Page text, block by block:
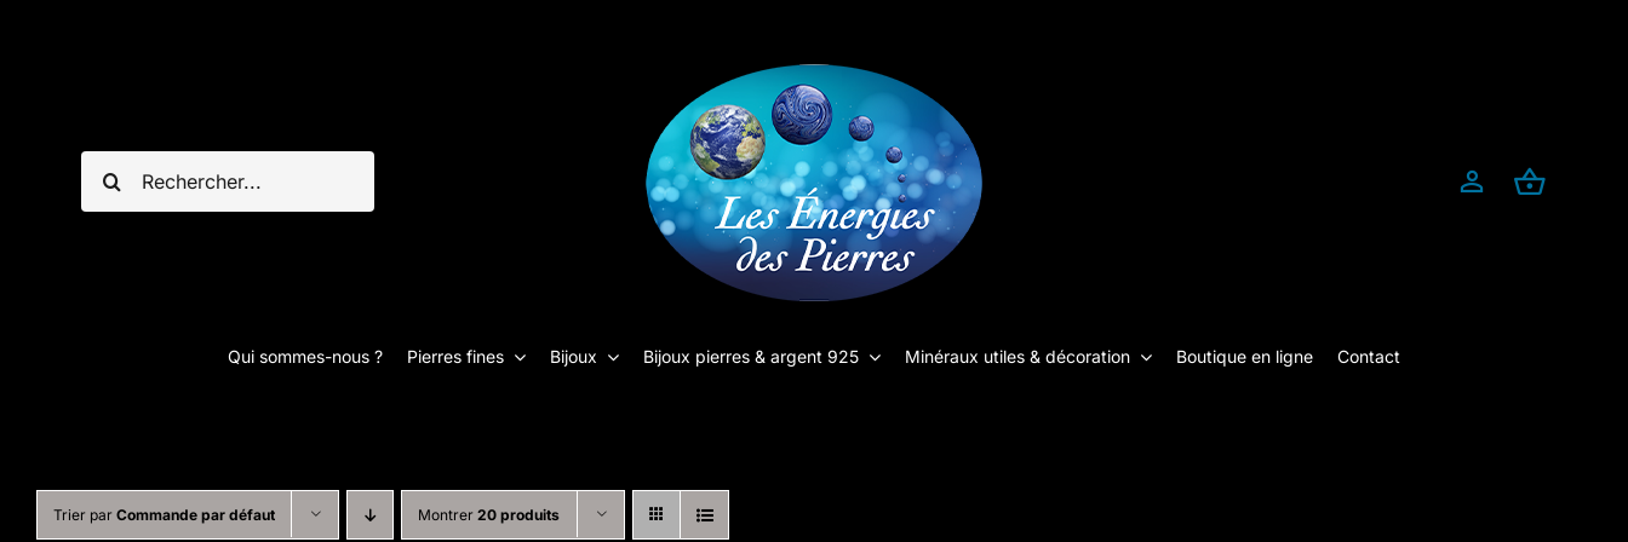
Rechercher:
Qui sommes-nous ? Pierres fines Bijoux Bijoux pierres & argent 925 Minéraux utiles & décoration Boutique en ligne Contact
Trier par Commande par défaut Montrer 20 produits